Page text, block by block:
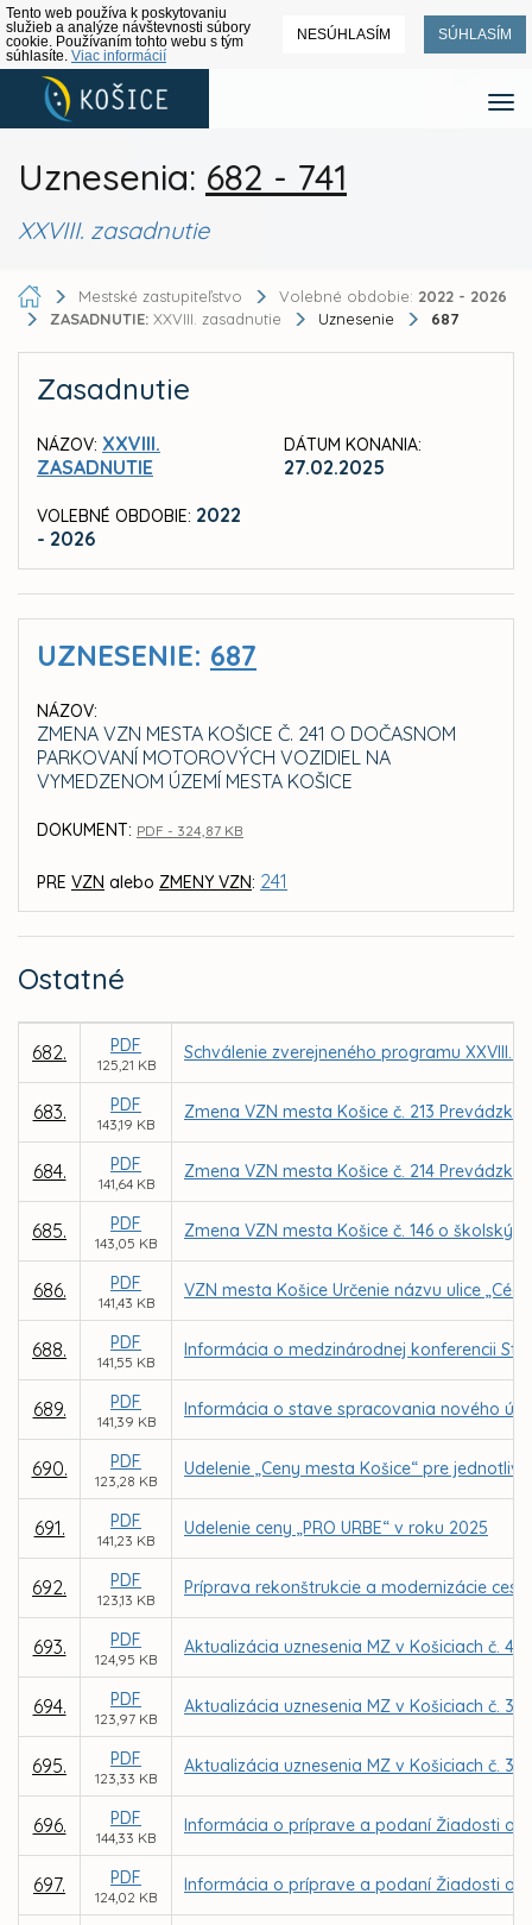
Tento web používa k poskytovaniu
služieb a analýze návštevnosti súbory
cookie. Používaním tohto webu s tým
súhlasíte. Viac informácií
NESÚHLASÍM SÚHLASÍM
Uznesenia: 682 - 741
XXVIII. zasadnutie
Mestské zastupiteľstvo Volebné obdobie: 2022 - 2026
ZASADNUTIE: XXVIII. zasadnutie Uznesenie 687
Zasadnutie
NÁZOV: XXVIII.
ZASADNUTIE
VOLEBNÉ OBDOBIE: 2022
- 2026
DÁTUM KONANIA:
27.02.2025
UZNESENIE: 687
NÁZOV:
ZMENA VZN MESTA KOŠICE Č. 241 O DOČASNOM
PARKOVANÍ MOTOROVÝCH VOZIDIEL NA
VYMEDZENOM ÚZEMÍ MESTA KOŠICE
DOKUMENT: PDF - 324,87 KB
PRE VZN alebo ZMENY VZN: 241
Ostatné
682. PDF
125,21 KB
Schválenie zverejneného programu XXVIII.
683. PDF
143,19 KB
Zmena VZN mesta Košice č. 213
684. PDF
141,64 KB
Zmena VZN mesta Košice č. 214
685. PDF
143,05 KB
Zmena VZN mesta Košice č. 146 o
686. PDF
141,43 KB
VZN mesta Košice Určenie názvu ulice
688. PDF
141,55 KB
Informácia o medzinárodnej konferencii
689. PDF
141,39 KB
Informácia o stave spracovania nového
690. PDF
123,28 KB
Udelenie „Ceny mesta Košice“ pre
691. PDF
141,23 KB
Udelenie ceny „PRO URBE“ v roku 2025
692. PDF
123,13 KB
Príprava rekonštrukcie a modernizácie
693. PDF
124,95 KB
Aktualizácia uznesenia MZ v Košiciach č.
694. PDF
123,97 KB
Aktualizácia uznesenia MZ v Košiciach č.
695. PDF
123,33 KB
Aktualizácia uznesenia MZ v Košiciach č.
696. PDF
144,33 KB
Informácia o príprave a podaní Žiadosti o
697. PDF
124,02 KB
Informácia o príprave a podaní Žiadosti o